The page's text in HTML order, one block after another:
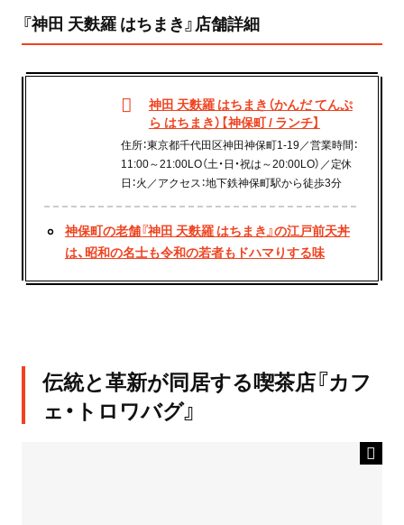
『神田 天麩羅 はちまき』店舗詳細
神田 天麩羅 はちまき（かんだ てんぷ
ら はちまき）【神保町 / ランチ】
住所：東京都千代田区神田神保町1-19／営業時間：
11:00～21:00LO（土・日・祝は～20:00LO）／定休
日：火／アクセス：地下鉄神保町駅から徒歩3分
神保町の老舗『神田 天麩羅 はちまき』の江戸前天丼
は、昭和の名士も令和の若者もドハマりする味
伝統と革新が同居する喫茶店『カフ
ェ・トロワバグ』